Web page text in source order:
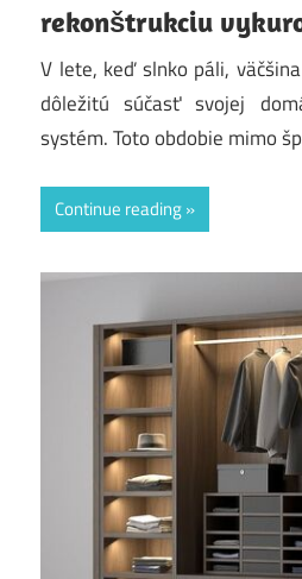
rekonštrukciu
V lete, keď slnko páli,
dôležitú súčasť svojej
systém. Toto obdobie mimo
Continue reading